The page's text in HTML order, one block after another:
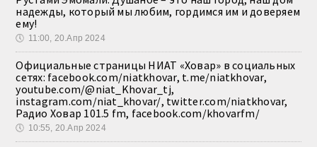
надежды, который мы любим, гордимся им и доверяем
ему!
🕔 11:00, 20.Апр 2024
Официальные страницы НИАТ «Ховар» в социальных
сетях: facebook.com/niatkhovar, t.me/niatkhovar,
youtube.com/@niat_Khovar_tj,
instagram.com/niat_khovar/, twitter.com/niatkhovar,
Радио Ховар 101.5 fm, facebook.com/khovarfm/
🕔 10:55, 20.Апр 2024